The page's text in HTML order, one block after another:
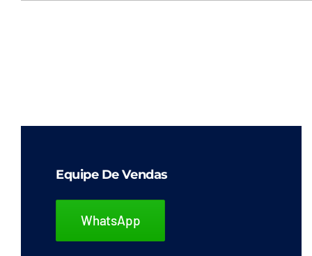
Equipe De Vendas
WhatsApp